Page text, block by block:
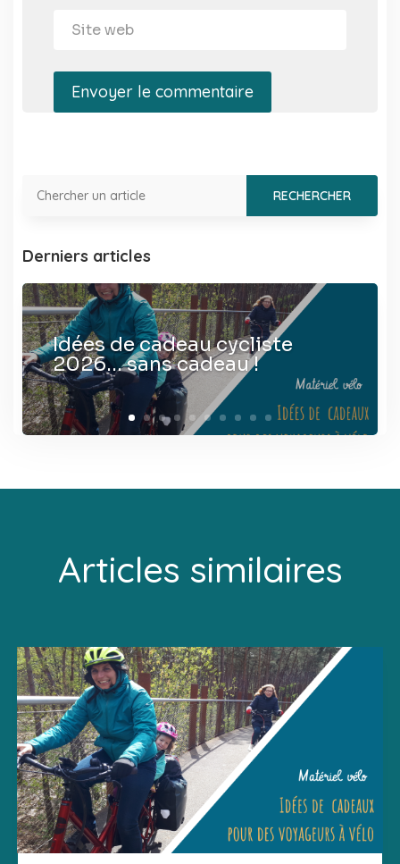
Envoyer le commentaire
Derniers articles
Idées de cadeau cycliste
2026… sans cadeau !
Articles similaires